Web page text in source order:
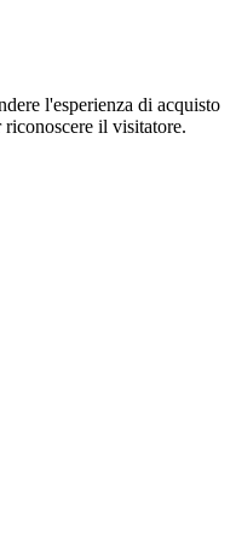
l'esperienza di acquisto
riconoscere il visitatore.